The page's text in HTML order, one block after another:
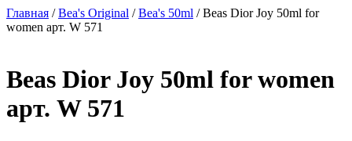
Главная /Bea's Original /Bea's 50ml / Beas Dior Joy 50ml for
women арт. W 571
Beas Dior Joy 50ml for women
арт. W 571